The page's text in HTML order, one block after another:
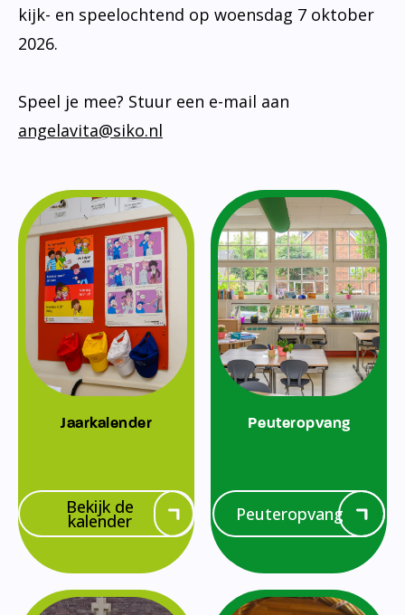
kijk- en speelochtend op woensdag 7 oktober
2026.
Speel je mee? Stuur een e-mail aan
angelavita@siko.nl
Jaarkalender
Bekijk de
kalender
Peuteropvang
Peuteropvang